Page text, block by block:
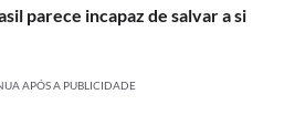
parece incapaz de salvar a si
APÓS A PUBLICIDADE